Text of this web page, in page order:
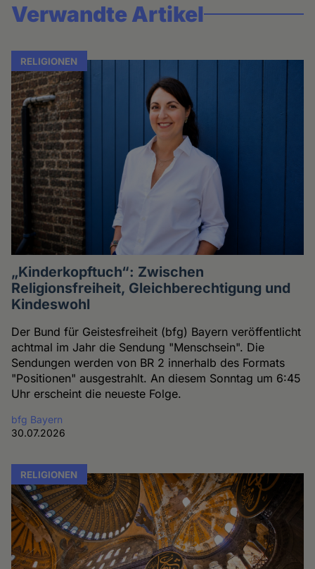
Verwandte Artikel
RELIGIONEN
„Kinderkopftuch“: Zwischen
Religionsfreiheit, Gleichberechtigung und
Kindeswohl
Der Bund für Geistesfreiheit (bfg) Bayern veröffentlicht
achtmal im Jahr die Sendung "Menschsein". Die
Sendungen werden von BR 2 innerhalb des Formats
"Positionen" ausgestrahlt. An diesem Sonntag um 6:45
Uhr erscheint die neueste Folge.
bfg Bayern
30.07.2026
RELIGIONEN